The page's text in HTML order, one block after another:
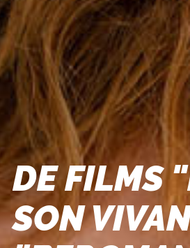
DE FILMS
SON